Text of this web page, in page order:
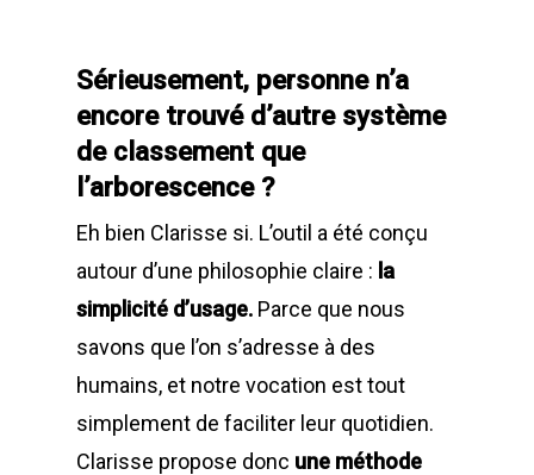
Sérieusement, personne n’a
encore trouvé d’autre système
de classement que
l’arborescence ?
Eh bien Clarisse si. L’outil a été conçu
autour d’une philosophie claire : la
simplicité d’usage. Parce que nous
savons que l’on s’adresse à des
humains, et notre vocation est tout
simplement de faciliter leur quotidien.
Clarisse propose donc une méthode